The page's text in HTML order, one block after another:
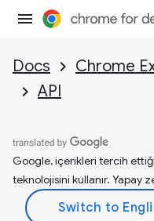
Docs Chrome
API
Google, içerikleri tercih
teknolojisini kullanır. Yapay